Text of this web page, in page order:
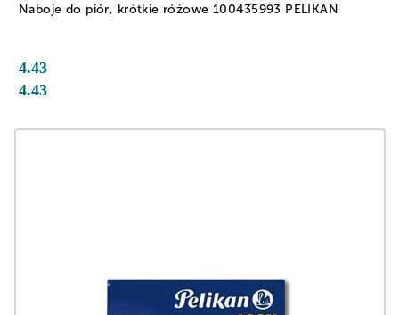
Naboje do piór, krótkie różowe 100435993 PELIKAN
4.43
4.43